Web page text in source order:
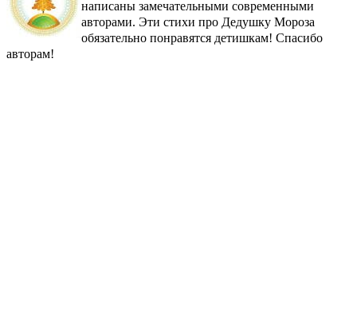
написаны замечательными современными
авторами. Эти стихи про Дедушку Мороза
обязательно понравятся детишкам! Спасибо
авторам!